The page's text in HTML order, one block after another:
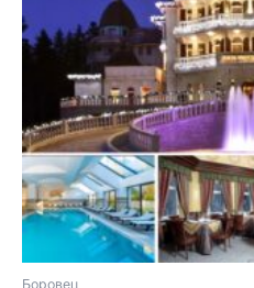
Боровец